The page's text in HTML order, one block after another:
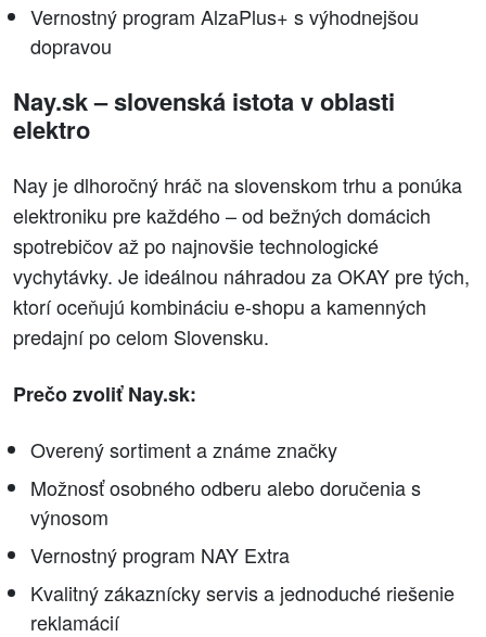
Vernostný program AlzaPlus+ s výhodnejšou
dopravou
Nay.sk – slovenská istota v oblasti
elektro
Nay je dlhoročný hráč na slovenskom trhu a ponúka
elektroniku pre každého – od bežných domácich
spotrebičov až po najnovšie technologické
vychytávky. Je ideálnou náhradou za OKAY pre tých,
ktorí oceňujú kombináciu e-shopu a kamenných
predajní po celom Slovensku.
Prečo zvoliť Nay.sk:
Overený sortiment a známe značky
Možnosť osobného odberu alebo doručenia s
výnosom
Vernostný program NAY Extra
Kvalitný zákaznícky servis a jednoduché riešenie
reklamácií